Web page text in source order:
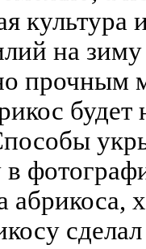
культура
на
прочным
будет
абрикоса,